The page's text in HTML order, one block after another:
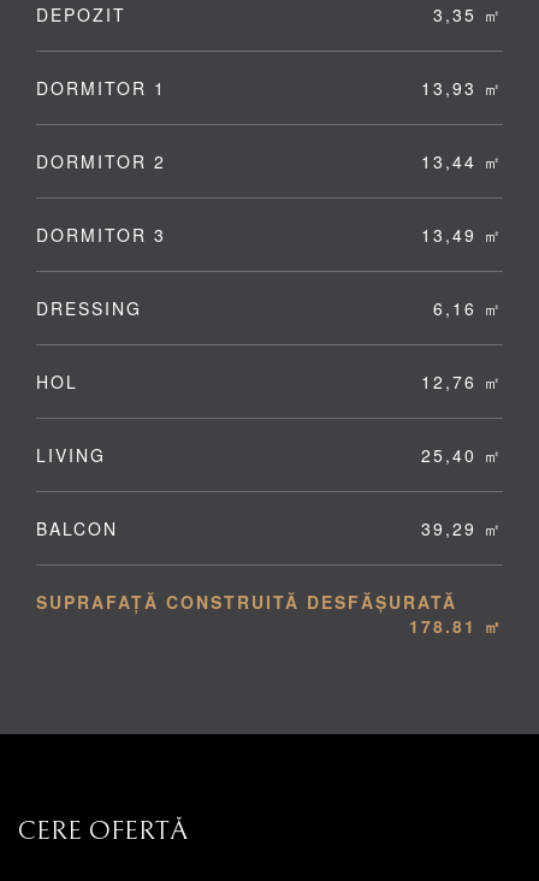
DEPOZIT 3,35 ㎡
DORMITOR 1 13,93 ㎡
DORMITOR 2 13,44 ㎡
DORMITOR 3 13,49 ㎡
DRESSING 6,16 ㎡
HOL 12,76 ㎡
LIVING 25,40 ㎡
BALCON 39,29 ㎡
SUPRAFAȚĂ CONSTRUITĂ DESFĂȘURATĂ
178.81 ㎡
CERE OFERTĂ